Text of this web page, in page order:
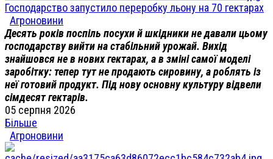
Господарство запустило переробку льону на 70 гектарах
Агроновини
Десять років поспіль посухи й шкідники не давали цьому
господарству вийти на стабільний урожай. Вихід
знайшовся не в нових гектарах, а в зміні самої моделі
заробітку: тепер тут не продають сировину, а роблять із
неї готовий продукт. Під нову основну культуру відвели
сімдесят гектарів.
05 серпня 2026
Більше
Агроновини